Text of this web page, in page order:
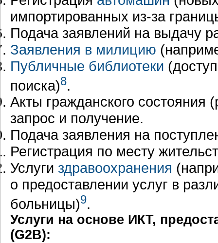
импортированных из-за
Подача заявлений на выдачу
Заявления в милицию
Публичные библиотеки
поиска)8.
Акты гражданского состояния
запрос и получение.
Подача заявления на
Регистрация по месту
Услуги здравоохранения
о предоставлении услуг в
больницы)9.
Услуги на основе ИКТ,
(G2B):